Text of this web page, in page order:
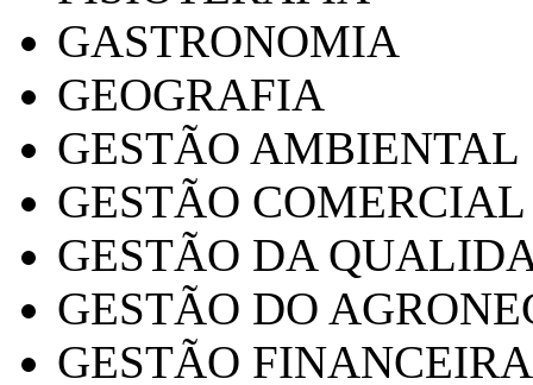
GASTRONOMIA
GEOGRAFIA
GESTÃO AMBIENTAL
GESTÃO COMERCIAL
GESTÃO DA
GESTÃO DO
GESTÃO FINANCEIRA